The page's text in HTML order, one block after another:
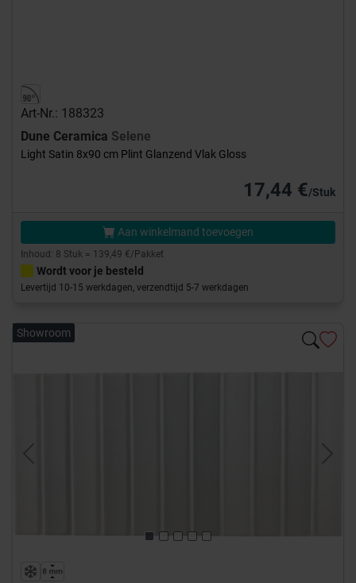
Art-Nr.: 188323
Dune Ceramica Selene
Light Satin 8x90 cm Plint Glanzend Vlak Gloss
17,44 €/Stuk
Aan winkelmand toevoegen
Inhoud: 8 Stuk = 139,49 €/Pakket
Wordt voor je besteld
Levertijd 10-15 werkdagen, verzendtijd 5-7 werkdagen
Showroom